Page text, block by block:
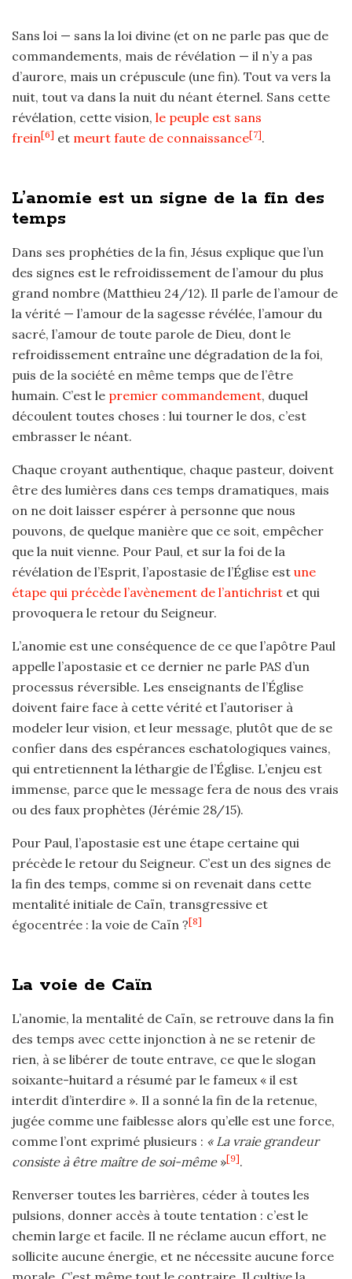
Sans loi — sans la loi divine (et on ne parle pas que de
commandements, mais de révélation — il n’y a pas
d’aurore, mais un crépuscule (une fin). Tout va vers la
nuit, tout va dans la nuit du néant éternel. Sans cette
révélation, cette vision, le peuple est sans
frein[6] et meurt faute de connaissance[7].
L’anomie est un signe de la fin des
temps
Dans ses prophéties de la fin, Jésus explique que l’un
des signes est le refroidissement de l’amour du plus
grand nombre (Matthieu 24/12). Il parle de l’amour de
la vérité — l’amour de la sagesse révélée, l’amour du
sacré, l’amour de toute parole de Dieu, dont le
refroidissement entraîne une dégradation de la foi,
puis de la société en même temps que de l’être
humain. C’est le premier commandement, duquel
découlent toutes choses : lui tourner le dos, c’est
embrasser le néant.
Chaque croyant authentique, chaque pasteur, doivent
être des lumières dans ces temps dramatiques, mais
on ne doit laisser espérer à personne que nous
pouvons, de quelque manière que ce soit, empêcher
que la nuit vienne. Pour Paul, et sur la foi de la
révélation de l’Esprit, l’apostasie de l’Église est une
étape qui précède l’avènement de l’antichrist et qui
provoquera le retour du Seigneur.
L’anomie est une conséquence de ce que l’apôtre Paul
appelle l’apostasie et ce dernier ne parle PAS d’un
processus réversible. Les enseignants de l’Église
doivent faire face à cette vérité et l’autoriser à
modeler leur vision, et leur message, plutôt que de se
confier dans des espérances eschatologiques vaines,
qui entretiennent la léthargie de l’Église. L’enjeu est
immense, parce que le message fera de nous des vrais
ou des faux prophètes (Jérémie 28/15).
Pour Paul, l’apostasie est une étape certaine qui
précède le retour du Seigneur. C’est un des signes de
la fin des temps, comme si on revenait dans cette
mentalité initiale de Caïn, transgressive et
égocentrée : la voie de Caïn ?[8]
La voie de Caïn
L’anomie, la mentalité de Caïn, se retrouve dans la fin
des temps avec cette injonction à ne se retenir de
rien, à se libérer de toute entrave, ce que le slogan
soixante-huitard a résumé par le fameux « il est
interdit d’interdire ». Il a sonné la fin de la retenue,
jugée comme une faiblesse alors qu’elle est une force,
comme l’ont exprimé plusieurs : « La vraie grandeur
consiste à être maître de soi-même »[9].
Renverser toutes les barrières, céder à toutes les
pulsions, donner accès à toute tentation : c’est le
chemin large et facile. Il ne réclame aucun effort, ne
sollicite aucune énergie, et ne nécessite aucune force